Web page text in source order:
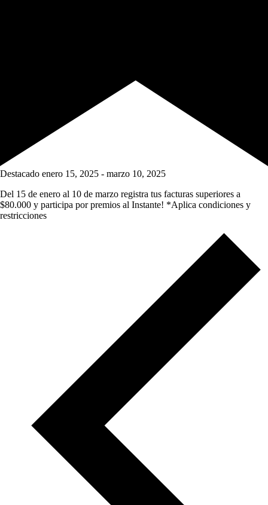
Destacado enero 15, 2025 - marzo 10, 2025
Del 15 de enero al 10 de marzo registra tus facturas superiores a
$80.000 y participa por premios al Instante! *Aplica condiciones y
restricciones